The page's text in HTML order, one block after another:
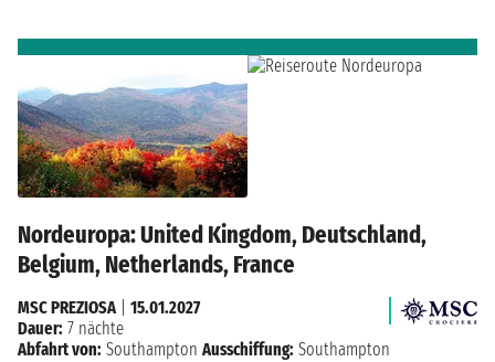
Nordeuropa: United Kingdom, Deutschland,
Belgium, Netherlands, France
MSC PREZIOSA| 15.01.2027
Dauer: 7 nächte
Abfahrt von: Southampton Ausschiffung: Southampton